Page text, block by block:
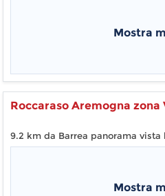
Mostra
Roccaraso Aremogna zona
9.2 km da Barrea panorama vista
Mostra